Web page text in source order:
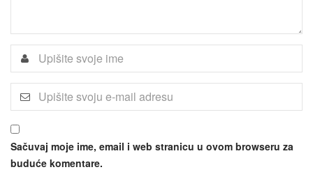
Sačuvaj moje ime, email i web stranicu u ovom browseru za
buduće komentare.